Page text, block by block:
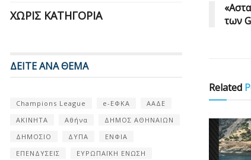
των
Related
ΧΩΡΊΣ ΚΑΤΗΓΟΡΊΑ
ΔΕΙΤΕ ΑΝΑ ΘΕΜΑ
Champions League e-ΕΦΚΑ
ΑΑΔΕ
ΑΚΙΝΗΤΑ
Αθήνα
ΔΗΜΟΣ ΑΘΗΝΑΙΩΝ
ΔΗΜΟΣΙΟ
ΔΥΠΑ
ΕΝΦΙΑ
ΕΠΕΝΔΥΣΕΙΣ
ΕΥΡΩΠΑΪΚΗ ΕΝΩΣΗ